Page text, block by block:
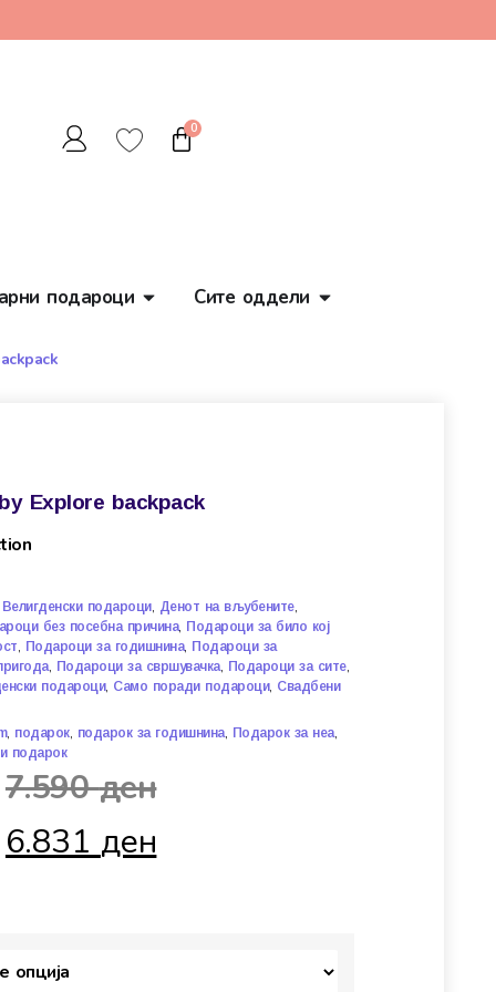
0
подароци Сите оддели
Explore backpack
Велигденски подароци, Денот на вљубените,
без посебна причина, Подароци за било кој
, Подароци за годишнина, Подароци за
, Подароци за свршувачка, Подароци за сите,
подароци, Само поради подароци, Свадбени
, подарок, подарок за годишнина, Подарок за неа,
подарок
7.590ден
6.831ден